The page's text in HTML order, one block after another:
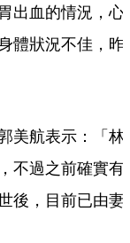
出血的情況，心
體狀況不佳，昨
美航表示：「林
不過之前確實有
後，目前已由妻